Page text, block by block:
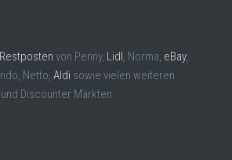
von Penny, Lidl , Norma, eBay,
Netto, Aldi sowie vielen weiteren
Discounter Märkten.